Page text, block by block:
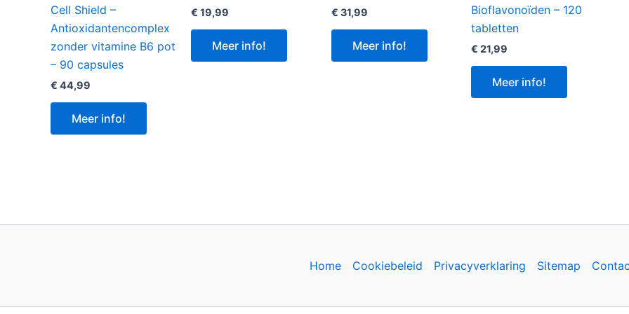
Cell Shield –
Antioxidantencomplex
zonder vitamine B6 pot
– 90 capsules
€ 44,99
Meer info!
€ 19,99
Meer info!
€ 31,99
Meer info!
Bioflavonoïden – 120
tabletten
€ 21,99
Meer info!
Home Cookiebeleid Privacyverklaring Sitemap